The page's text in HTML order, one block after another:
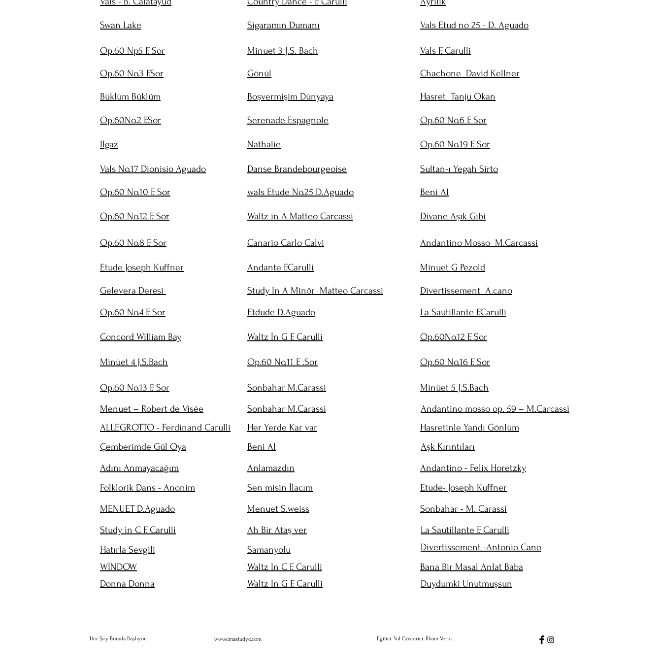
Swan Lake
Op.60 Np5 F. Sor
Op.60 No.3 F.Sor
Büklüm Büklüm
Op.60No.2 F.Sor
Ilgaz
Vals No.17 Dionisio Aguado
Op.60 No.10 F. Sor
Op.60 No.12 F. Sor
Op.60 No.8 F. Sor
Etude Joseph Kuffner
Gelevera Deresi
Op.60 No.4 F. Sor
Concord William Bay
Minüet 4 J.S.Bach
Op.60 No.13 F. Sor
Menuet – Robert de Visée
ALLEGROTTO - Ferdinand Carulli
Çemberimde Gül Oya
Adını Anmayacağım
Folklorik Dans - Anonim
MENUET D.Aguado
Study in C F. Carulli
Hatırla Sevgili
WİNDOW
Donna Donna
Sigaramın Dumanı
Minuet 3 J.S. Bach
Gönül
Boşvermişim Dünyaya
Serenade Espagnole
Nathalie
Danse Brandebourgeoise
wals Etude No.25 D.Aguado
Waltz in A Matteo Carcassi
Canario Carlo Calvi
Andante F.Carulli
Study In A Minör Matteo Carcassi
Etdude D.Aguado
Waltz İn G F. Carulli
Op.60 No.11 F. .Sor
Sonbahar M.Carassi
Sonbahar M.Carassi
Her Yerde Kar var
Beni Al
Anlamazdın
Sen misin İlacım
Menuet S.weiss
Ah Bir Ataş ver
Samanyolu
Waltz In C F. Carulli
Waltz In G F. Carulli
Vals Etud no 25 - D. Aguado
Vals F. Carulli
Chachone David Kellner
Hasret Tanju Okan
Op.60 No.6 F. Sor
Op.60 No.19 F. Sor
Sultan-ı Yegah Sirto
Beni Al
Divane Aşık Gibi
Andantino Mosso M.Carcassi
Minuet G Pezold
Divertissement A.cano
La Sautillante F.Carulli
Op.60No.12 F. Sor
Op.60 No.16 F. Sor
Minüet 5 J.S.Bach
Andantino mosso op. 59 – M.Carcassi
Hasretinle Yandı Gönlüm
Aşk Kırıntıları
Andantino - Felix Horetzky
Etude- Joseph Kuffner
Sonbahar - M. Carassi
La Sautillante F. Carulli
Divertissement -Antonio Cano
Bana Bir Masal Anlat Baba
Duydumki Unutmuşsun
Her Şey Burada Başlıyor www.cmastudyo.com Eğitici. Yol Gösterici. İlham Verici.